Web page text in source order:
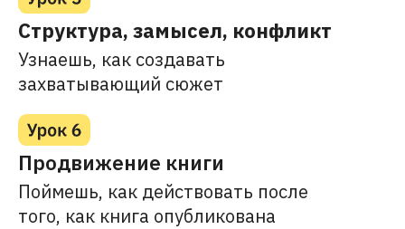
Структура, замысел, конфликт
Узнаешь, как создавать
захватывающий сюжет
Продвижение книги
Поймешь, как действовать после
того, как книга опубликована